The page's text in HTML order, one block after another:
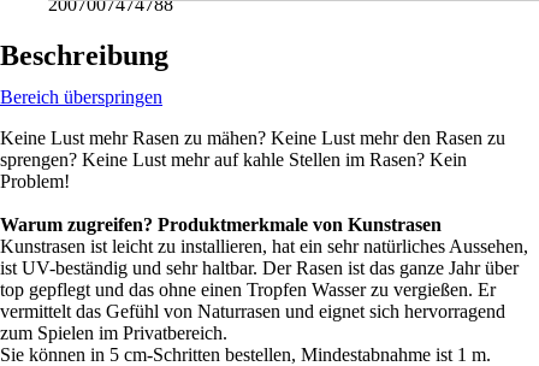
2007007474788
Beschreibung
Bereich überspringen
Keine Lust mehr Rasen zu mähen? Keine Lust mehr den Rasen zu
sprengen? Keine Lust mehr auf kahle Stellen im Rasen? Kein
Problem!
Warum zugreifen? Produktmerkmale von Kunstrasen
Kunstrasen ist leicht zu installieren, hat ein sehr natürliches Aussehen,
ist UV-beständig und sehr haltbar. Der Rasen ist das ganze Jahr über
top gepflegt und das ohne einen Tropfen Wasser zu vergießen. Er
vermittelt das Gefühl von Naturrasen und eignet sich hervorragend
zum Spielen im Privatbereich.
Sie können in 5 cm-Schritten bestellen, Mindestabnahme ist 1 m.